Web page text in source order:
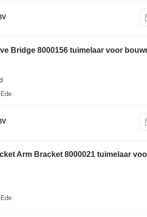
Bridge 8000156 tuimelaar voor
Arm Bracket 8000021 tuimelaar